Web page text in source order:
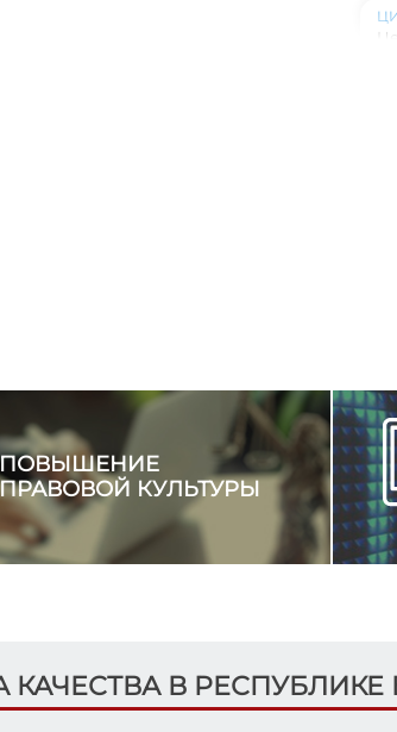
В
ПОВЫШЕНИЕ
ПРАВОВОЙ КУЛЬТУРЫ
КАЧЕСТВА В РЕСПУБЛИКЕ